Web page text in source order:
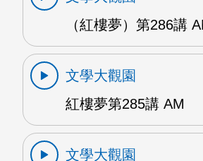
（紅樓夢）第286講
文學大觀園
紅樓夢第285講 AM
文學大觀園